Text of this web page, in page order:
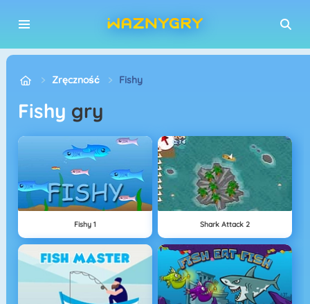
Zręczność Fishy
fishy gry
Fishy 1 Shark Attack 2